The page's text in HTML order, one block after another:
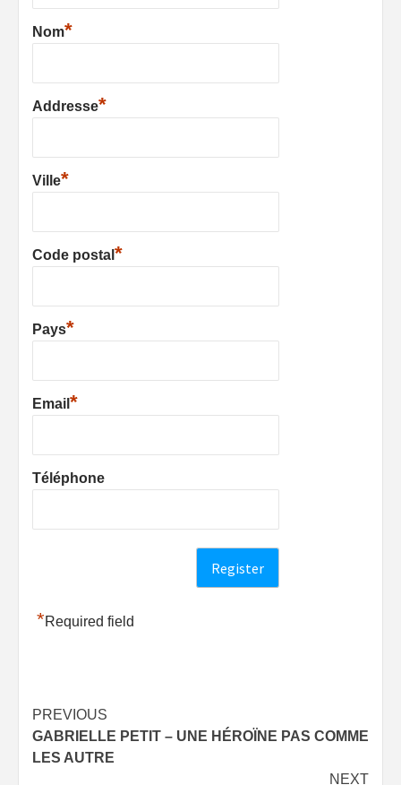
Nom*
Addresse*
Ville*
Code postal *
Pays*
Email *
Téléphone
*Required field
Post
navigation
PREVIOUS
GABRIELLE PETIT – UNE HÉROÏNE PAS COMME
LES AUTRE
NEXT